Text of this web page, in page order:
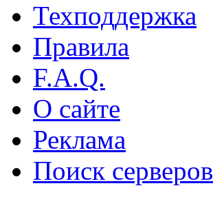
Техподдержка
Правила
F.A.Q.
О сайте
Реклама
Поиск серверов